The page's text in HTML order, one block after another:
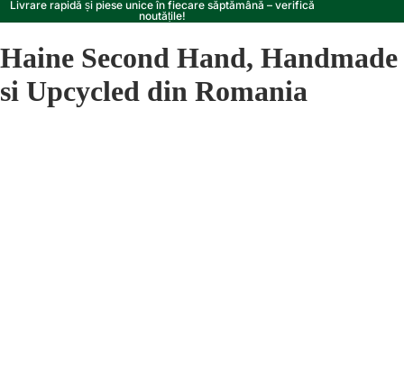
Livrare rapidă și piese unice în fiecare săptămână – verifică
noutățile!
Haine Second Hand, Handmade
si Upcycled din Romania